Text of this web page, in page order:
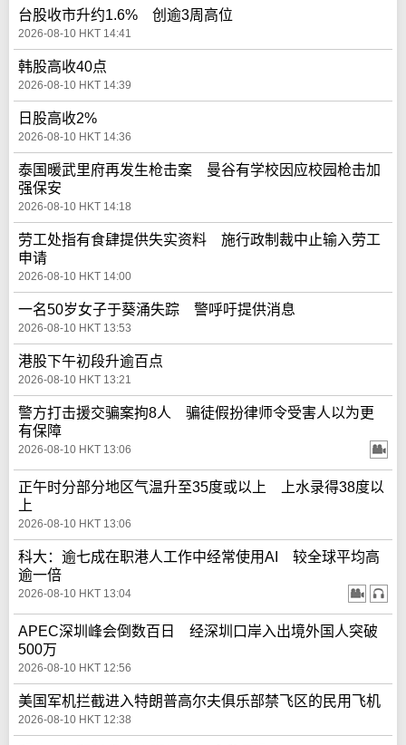
台股收市升约1.6% 创逾3周高位
2026-08-10 HKT 14:41
韩股高收40点
2026-08-10 HKT 14:39
日股高收2%
2026-08-10 HKT 14:36
泰国暖武里府再发生枪击案 曼谷有学校因应校园枪击加
强保安
2026-08-10 HKT 14:18
劳工处指有食肆提供失实资料 施行政制裁中止输入劳工
申请
2026-08-10 HKT 14:00
一名50岁女子于葵涌失踪 警呼吁提供消息
2026-08-10 HKT 13:53
港股下午初段升逾百点
2026-08-10 HKT 13:21
警方打击援交骗案拘8人 骗徒假扮律师令受害人以为更
有保障
2026-08-10 HKT 13:06
正午时分部分地区气温升至35度或以上 上水录得38度以
上
2026-08-10 HKT 13:06
科大：逾七成在职港人工作中经常使用AI 较全球平均高
逾一倍
2026-08-10 HKT 13:04
APEC深圳峰会倒数百日 经深圳口岸入出境外国人突破
500万
2026-08-10 HKT 12:56
美国军机拦截进入特朗普高尔夫俱乐部禁飞区的民用飞机
2026-08-10 HKT 12:38